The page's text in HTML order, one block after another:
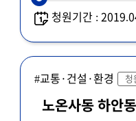
청원기간 :
#교통·건설·환경 청
노온사동 하안